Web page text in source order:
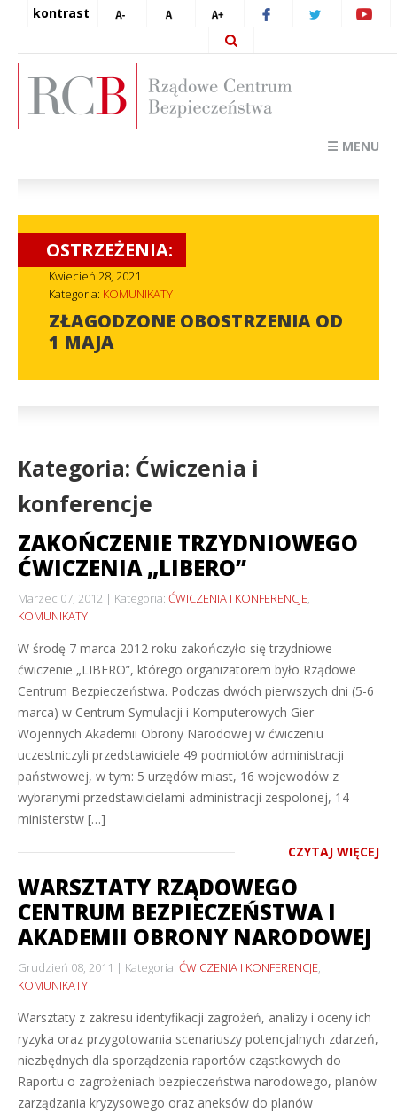
kontrast
☰ MENU
OSTRZEŻENIA:
Kwiecień 28, 2021
Kategoria: KOMUNIKATY
ZŁAGODZONE OBOSTRZENIA OD
1 MAJA
Kategoria: Ćwiczenia i
konferencje
ZAKOŃCZENIE TRZYDNIOWEGO
ĆWICZENIA „LIBERO”
Marzec 07, 2012 Kategoria: ĆWICZENIA I KONFERENCJE,
KOMUNIKATY
W środę 7 marca 2012 roku zakończyło się trzydniowe
ćwiczenie „LIBERO”, którego organizatorem było Rządowe
Centrum Bezpieczeństwa. Podczas dwóch pierwszych dni (5-6
marca) w Centrum Symulacji i Komputerowych Gier
Wojennych Akademii Obrony Narodowej w ćwiczeniu
uczestniczyli przedstawiciele 49 podmiotów administracji
państwowej, w tym: 5 urzędów miast, 16 wojewodów z
wybranymi przedstawicielami administracji zespolonej, 14
ministerstw […]
CZYTAJ WIĘCEJ
WARSZTATY RZĄDOWEGO
CENTRUM BEZPIECZEŃSTWA I
AKADEMII OBRONY NARODOWEJ
Grudzień 08, 2011 Kategoria: ĆWICZENIA I KONFERENCJE,
KOMUNIKATY
Warsztaty z zakresu identyfikacji zagrożeń, analizy i oceny ich
ryzyka oraz przygotowania scenariuszy potencjalnych zdarzeń,
niezbędnych dla sporządzenia raportów cząstkowych do
Raportu o zagrożeniach bezpieczeństwa narodowego, planów
zarządzania kryzysowego oraz aneksów do planów